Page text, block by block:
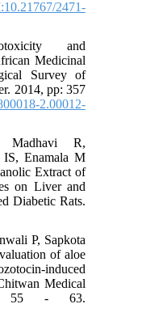
2471-
and
African Medicinal
Survey of
2014, pp: 357
800018-2.00012-
Y, Madhavi R,
IS, Enamala M
Extract of
on Liver and
Diabetic Rats.
P, Sapkota
Evaluation of aloe
induced
Chitwan Medical
55 - 63.